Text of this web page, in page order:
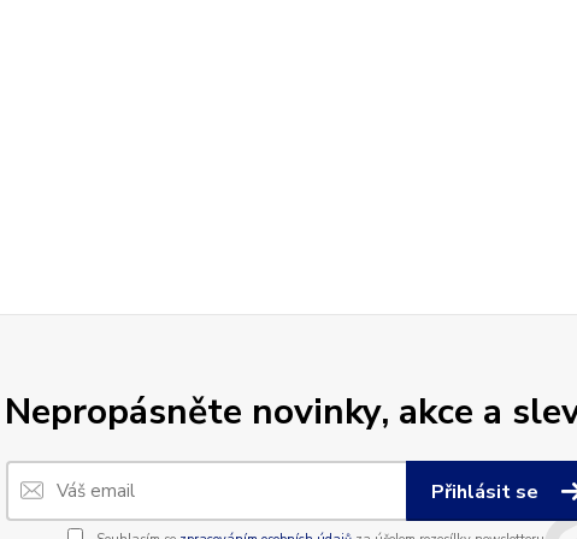
Nepropásněte novinky, akce a
Přihlásit se